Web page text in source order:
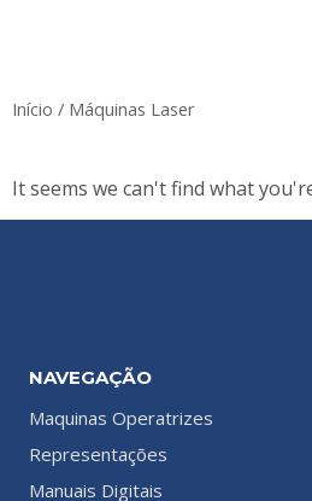
Início / Máquinas Laser
It seems we can't find what
NAVEGAÇÃO
Maquinas Operatrizes
Representações
Manuais Digitais